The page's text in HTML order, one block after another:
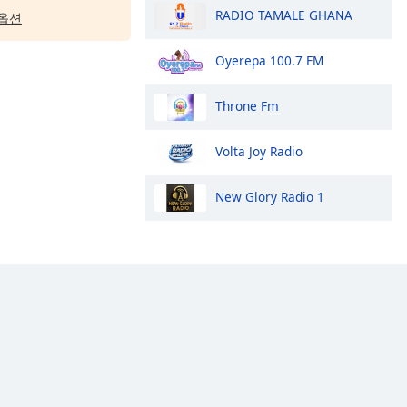
션 RADIO TAMALE GHANA
Oyerepa 100.7 FM
Throne Fm
Volta Joy Radio
New Glory Radio 1